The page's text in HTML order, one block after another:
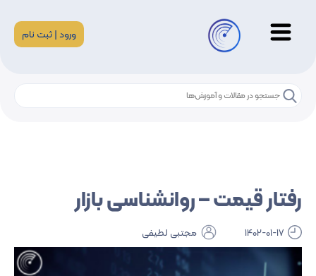
ورود | ثبت نام
رفتار قیمت – روانشناسی بازار
1402-01-17 مجتبی لطیفی